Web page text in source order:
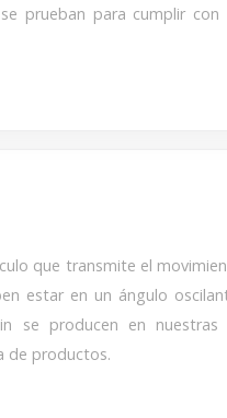
prueban para cumplir
que transmite el
estar en un ángulo
se producen en
de productos.